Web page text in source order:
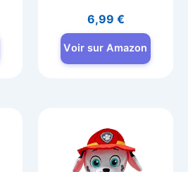
4.5
sur 5
6,99 €
Voir sur Amazon